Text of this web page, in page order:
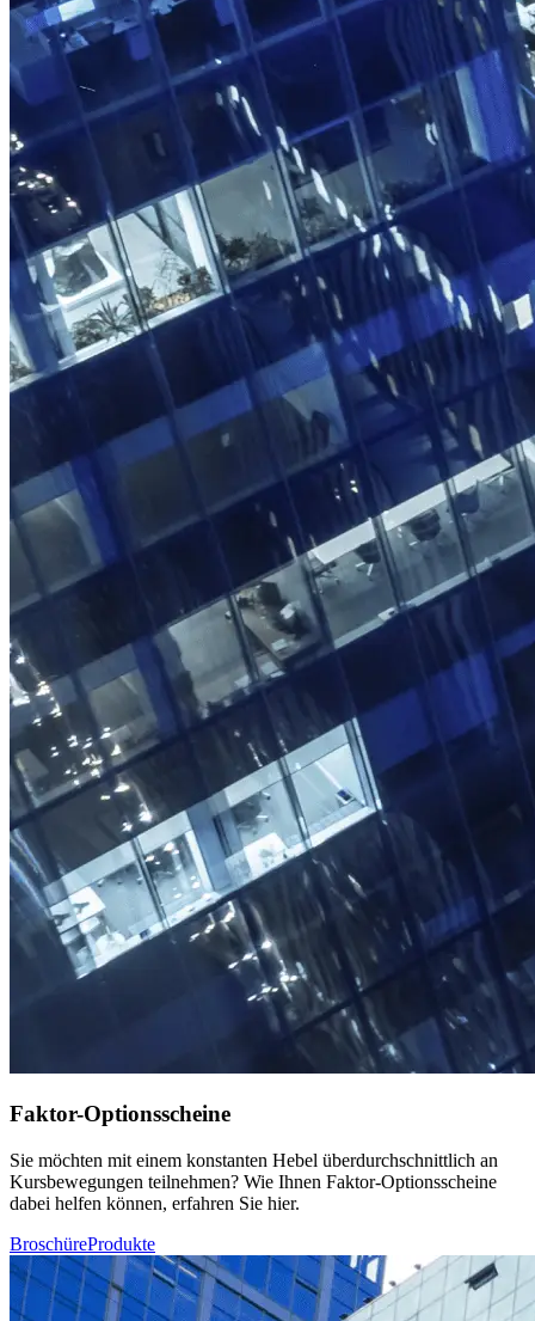
Faktor-Optionsscheine
Sie möchten mit einem konstanten Hebel überdurchschnittlich an
Kursbewegungen teilnehmen? Wie Ihnen Faktor-Optionsscheine
dabei helfen können, erfahren Sie hier.
BroschüreProdukte